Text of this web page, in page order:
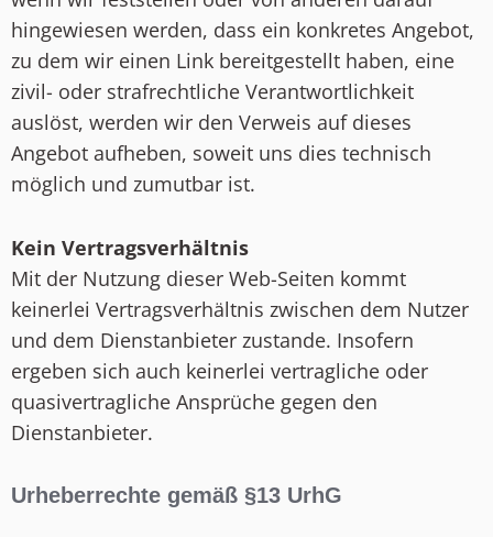
hingewiesen werden, dass ein konkretes Angebot,
zu dem wir einen Link bereitgestellt haben, eine
zivil- oder strafrechtliche Verantwortlichkeit
auslöst, werden wir den Verweis auf dieses
Angebot aufheben, soweit uns dies technisch
möglich und zumutbar ist.
Kein Vertragsverhältnis
Mit der Nutzung dieser Web-Seiten kommt
keinerlei Vertragsverhältnis zwischen dem Nutzer
und dem Dienstanbieter zustande. Insofern
ergeben sich auch keinerlei vertragliche oder
quasivertragliche Ansprüche gegen den
Dienstanbieter.
Urheberrechte gemäß §13 UrhG